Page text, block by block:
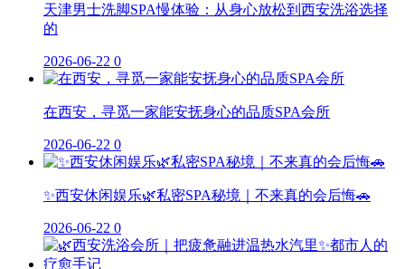
天津男士洗脚SPA慢体验：从身心放松到西安洗浴选择
的
2026-06-22 0
在西安，寻觅一家能安抚身心的品质SPA会所
2026-06-22 0
✨西安休闲娱乐🌿私密SPA秘境｜不来真的会后悔🚗
2026-06-22 0